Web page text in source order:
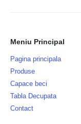
Meniu Principal
Pagina principala
Produse
Capace beci
Tabla Decupata
Contact